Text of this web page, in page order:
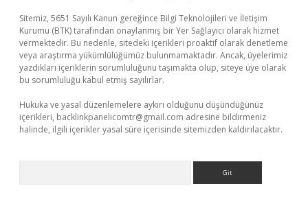
Sitemiz, 5651 Sayılı Kanun gereğince Bilgi Teknolojileri ve İletişim
Kurumu (BTK) tarafından onaylanmış bir Yer Sağlayıcı olarak hizmet
vermektedir. Bu nedenle, sitedeki içerikleri proaktif olarak denetleme
veya araştırma yükümlülüğümüz bulunmamaktadır. Ancak, üyelerimiz
yazdıkları içeriklerin sorumluluğunu taşımakta olup, siteye üye olarak
bu sorumluluğu kabul etmiş sayılırlar.
Hukuka ve yasal düzenlemelere aykırı olduğunu düşündüğünüz
içerikleri, backlinkpanelicomtr@gmail.com adresine bildirmeniz
halinde, ilgili içerikler yasal süre içerisinde sitemizden kaldırılacaktır.